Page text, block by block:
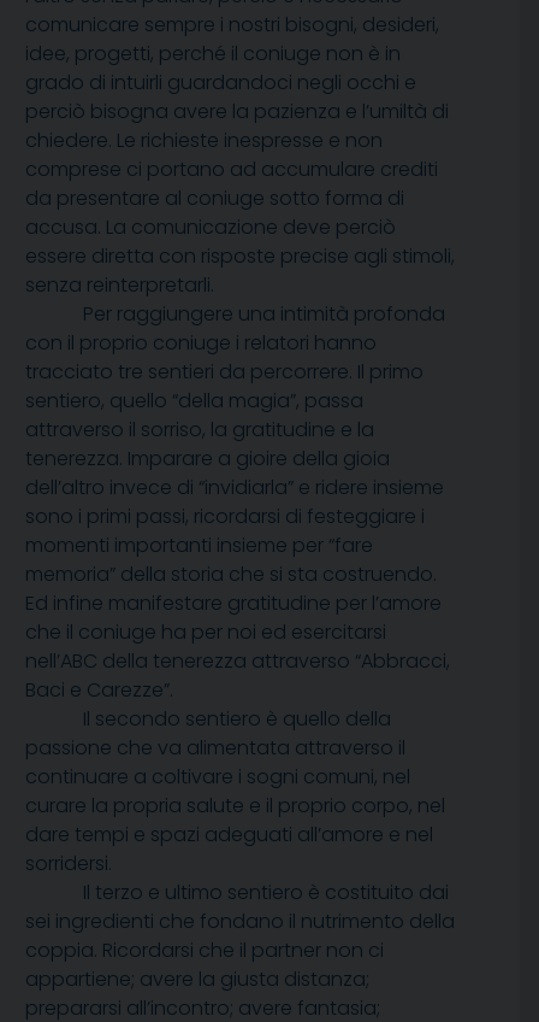
comunicare sempre i nostri bisogni, desideri,
idee, progetti, perché il coniuge non è in
grado di intuirli guardandoci negli occhi e
perciò bisogna avere la pazienza e l’umiltà di
chiedere. Le richieste inespresse e non
comprese ci portano ad accumulare crediti
da presentare al coniuge sotto forma di
accusa. La comunicazione deve perciò
essere diretta con risposte precise agli stimoli,
senza reinterpretarli.
Per raggiungere una intimità profonda
con il proprio coniuge i relatori hanno
tracciato tre sentieri da percorrere. Il primo
sentiero, quello “della magia”, passa
attraverso il sorriso, la gratitudine e la
tenerezza. Imparare a gioire della gioia
dell’altro invece di “invidiarla” e ridere insieme
sono i primi passi, ricordarsi di festeggiare i
momenti importanti insieme per “fare
memoria” della storia che si sta costruendo.
Ed infine manifestare gratitudine per l’amore
che il coniuge ha per noi ed esercitarsi
nell’ABC della tenerezza attraverso “Abbracci,
Baci e Carezze”.
Il secondo sentiero è quello della
passione che va alimentata attraverso il
continuare a coltivare i sogni comuni, nel
curare la propria salute e il proprio corpo, nel
dare tempi e spazi adeguati all’amore e nel
sorridersi.
Il terzo e ultimo sentiero è costituito dai
sei ingredienti che fondano il nutrimento della
coppia. Ricordarsi che il partner non ci
appartiene; avere la giusta distanza;
prepararsi all’incontro; avere fantasia;